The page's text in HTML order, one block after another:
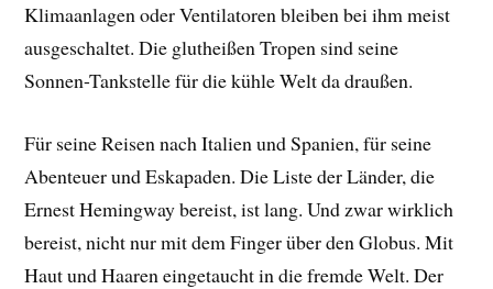
Klimaanlagen oder Ventilatoren bleiben bei ihm meist
ausgeschaltet. Die glutheißen Tropen sind seine
Sonnen-Tankstelle für die kühle Welt da draußen.
Für seine Reisen nach Italien und Spanien, für seine
Abenteuer und Eskapaden. Die Liste der Länder, die
Ernest Hemingway bereist, ist lang. Und zwar wirklich
bereist, nicht nur mit dem Finger über den Globus. Mit
Haut und Haaren eingetaucht in die fremde Welt. Der